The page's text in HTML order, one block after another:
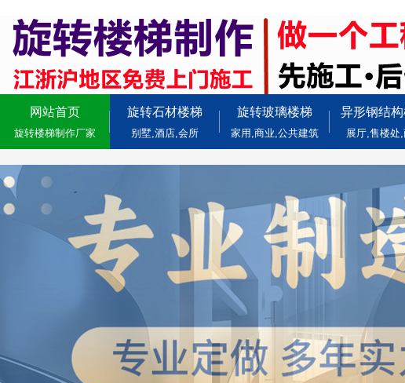
网站首页
旋转楼梯制作厂家
旋转石材楼梯
别墅,酒店,会所
旋转玻璃楼梯
家用,商业,公共建筑
异形钢结
展厅,售楼处,